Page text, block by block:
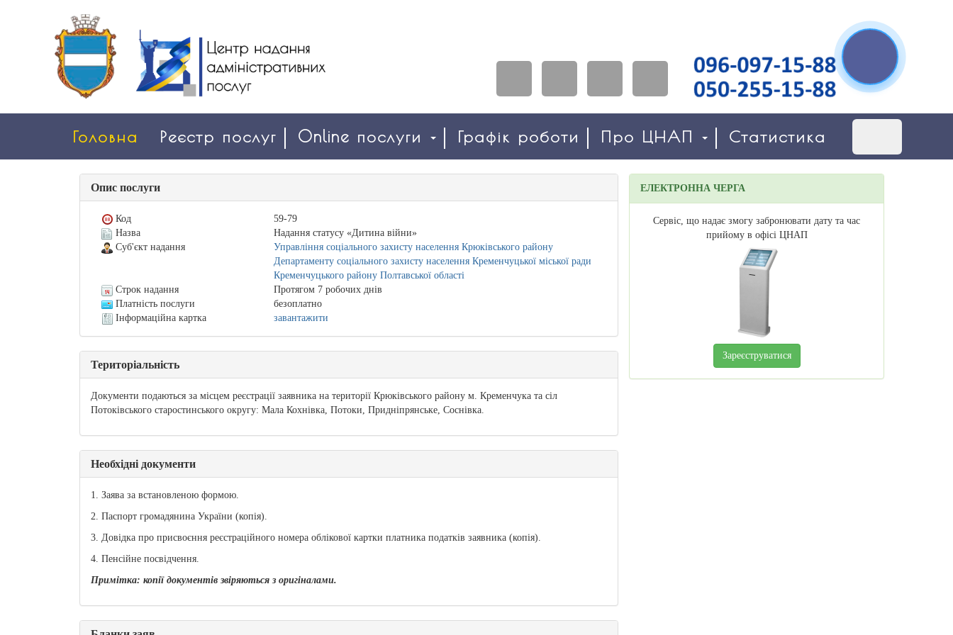
Головна Реєстр послуг Online послуги Графік роботи Про ЦНАП Статистика
Опис послуги
Код
59-79
Назва
Надання статусу «Дитина війни»
Суб'єкт надання
Управління соціального захисту населення Крюківського району
Департаменту соціального захисту населення Кременчуцької міської ради
Кременчуцького району Полтавської області
Строк надання
Протягом 7 робочих днів
Платність послуги
безоплатно
Інформаційна картка
завантажити
Територіальність
Документи подаються за місцем реєстрації заявника на території Крюківського району м. Кременчука та сіл
Потоківського старостинського округу: Мала Кохнівка, Потоки, Придніпрянське, Соснівка.
Необхідні документи
1. Заява за встановленою формою.
2. Паспорт громадянина України (копія).
3. Довідка про присвоєння реєстраційного номера облікової картки платника податків заявника (копія).
4. Пенсійне посвідчення.
Примітка: копії документів звіряються з оригіналами.
ЕЛЕКТРОННА ЧЕРГА
Сервіс, що надає змогу забронювати дату та час
прийому в офісі ЦНАП
Зареєструватися